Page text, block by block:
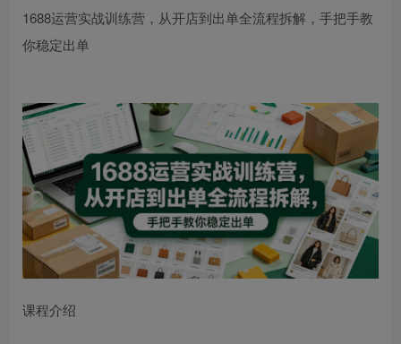
1688运营实战训练营，从开店到出单全流程拆解，手把手教
你稳定出单
课程介绍